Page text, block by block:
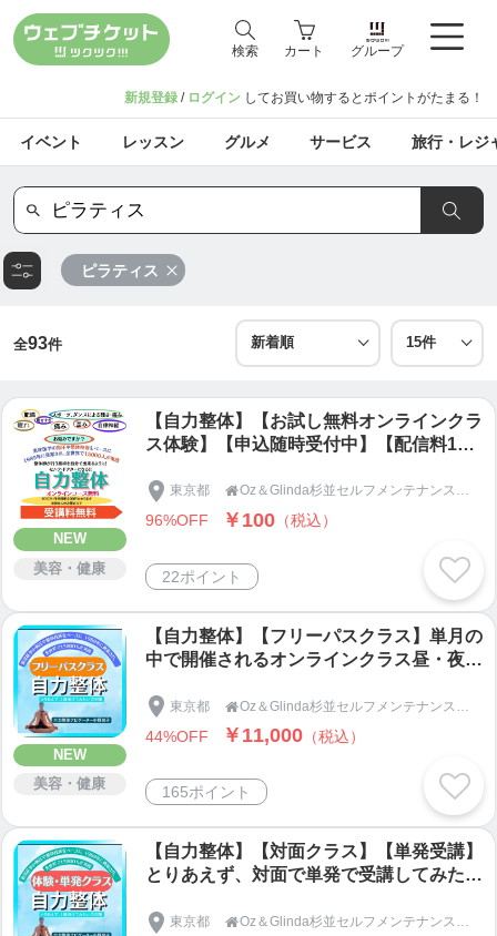
検索 カート グループ
新規登録 / ログイン してお買い物するとポイントがたまる！
イベント レッスン グルメ サービス 旅行・レジ
ピラティス
全93件
NEW
美容・健康
【自力整体】【お試し無料オンラインクラ
ス体験】【申込随時受付中】【配信料100
対面クラスは含みません
東京都  Oz＆Glinda杉並セルフメンテナンスステーション
96%OFF ￥100 （税込）
22ポイント
NEW
美容・健康
【自力整体】【フリーパスクラス】単月の
中で開催されるオンラインクラス昼・夜コ
東京都 
44%OFF ￥11,000 （税込）
165ポイント
【自力整体】【対面クラス】【単発受講】
とりあえず、対面で単発で受講してみたい
東京都  Oz＆Glinda杉並セルフメンテナンスステーション